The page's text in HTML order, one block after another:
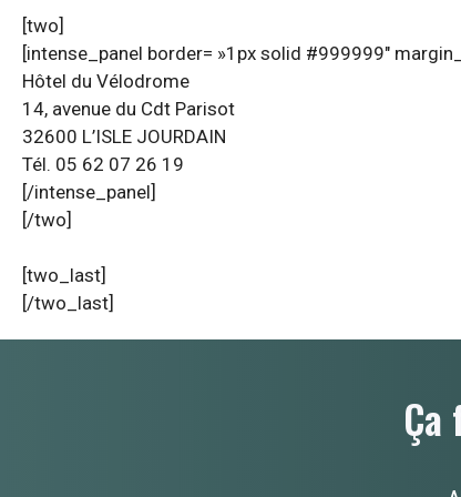
[two]
[intense_panel border= »1px solid #999999″
Hôtel du Vélodrome
14, avenue du Cdt Parisot
32600 L’ISLE JOURDAIN
Tél. 05 62 07 26 19
[/intense_panel]
[/two]
[two_last]
[/two_last]